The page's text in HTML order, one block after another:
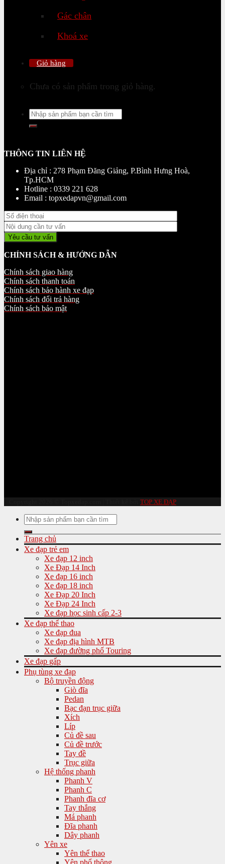
Gác chân
Khoá xe
Giỏ hàng
Chưa có sản phẩm trong giỏ hàng.
Tìm
kiếm:
THÔNG TIN LIÊN HỆ
Địa chỉ : 278 Phạm Đăng Giảng, P.Bình Hưng Hoà,
Tp.HCM
Hotline : 0339 221 628
Email : topxedapvn@gmail.com
CHÍNH SÁCH & HƯỚNG DẪN
Chính sách giao hàng
Chính sách thanh toán
Chính sách bảo hành xe đạp
Chính sách đổi trả hàng
Chính sách bảo mật
TOP XE ĐẠP
Tìm
kiếm:
Trang chủ
Xe đạp trẻ em
Xe đạp 12 inch
Xe Đạp 14 Inch
Xe đạp 16 inch
Xe đạp 18 inch
Xe Đạp 20 Inch
Xe Đạp 24 Inch
Xe đạp học sinh cấp 2-3
Xe đạp thể thao
Xe đạp đua
Xe đạp địa hình MTB
Xe đạp đường phố Touring
Xe đạp gấp
Phụ tùng xe đạp
Bộ truyền động
Giò đĩa
Pedan
Bạc đạn trục giữa
Xích
Líp
Củ đề sau
Củ đề trước
Tay đề
Trục giữa
Hệ thống phanh
Phanh V
Phanh C
Phanh đĩa cơ
Tay thắng
Má phanh
Đĩa phanh
Dây phanh
Yên xe
Yên thể thao
Yên phổ thông